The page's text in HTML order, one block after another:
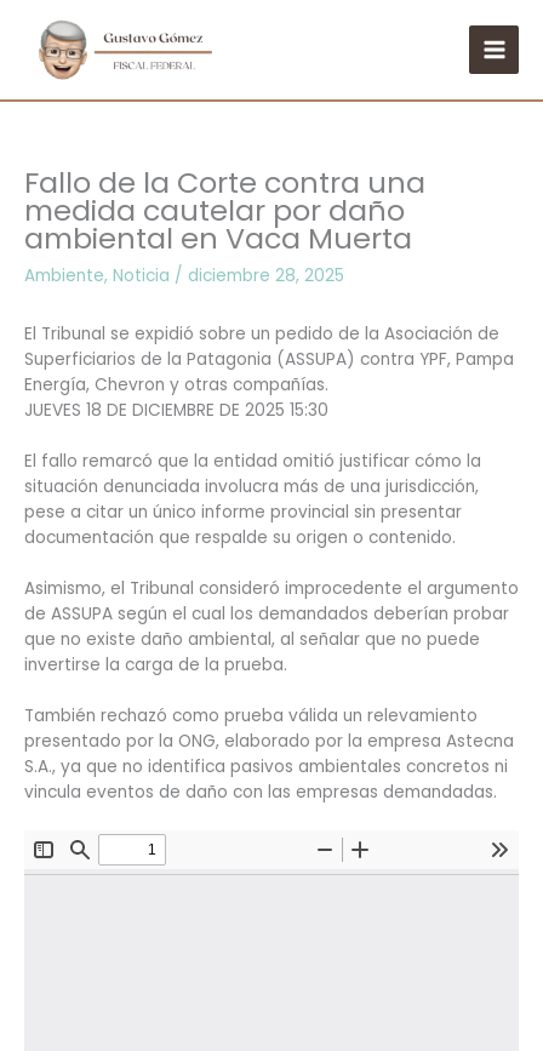
contenido
Fallo de la Corte contra una
medida cautelar por daño
ambiental en Vaca Muerta
Ambiente, Noticia / diciembre 28, 2025
El Tribunal se expidió sobre un pedido de la Asociación de
Superficiarios de la Patagonia (ASSUPA) contra YPF, Pampa
Energía, Chevron y otras compañías.
JUEVES 18 DE DICIEMBRE DE 2025 15:30
El fallo remarcó que la entidad omitió justificar cómo la
situación denunciada involucra más de una jurisdicción,
pese a citar un único informe provincial sin presentar
documentación que respalde su origen o contenido.
Asimismo, el Tribunal consideró improcedente el argumento
de ASSUPA según el cual los demandados deberían probar
que no existe daño ambiental, al señalar que no puede
invertirse la carga de la prueba.
También rechazó como prueba válida un relevamiento
presentado por la ONG, elaborado por la empresa Astecna
S.A., ya que no identifica pasivos ambientales concretos ni
vincula eventos de daño con las empresas demandadas.